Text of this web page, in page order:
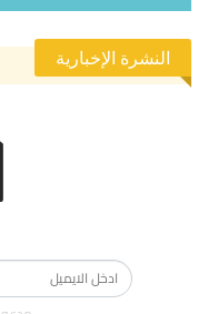
النشرة الإخبارية